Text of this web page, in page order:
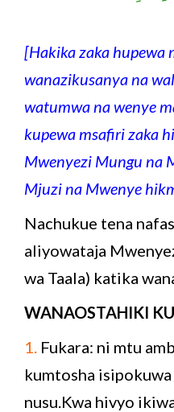
[Hakika zaka hupewa
wanazikusanya na
watumwa na wenye
kupewa msafiri zaka
Mwenyezi Mungu na
Mjuzi na Mwenye
Nachukue tena
aliyowataja
wa Taala) katika
WANAOSTAHIKI
1. Fukara: ni mtu
kumtosha
nusu.Kwa hivyo